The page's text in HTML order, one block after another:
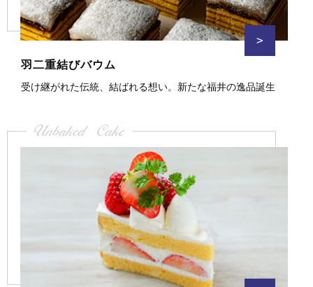
>
羽二重結びバウム
受け継がれた伝統、結ばれる想い。新たな福井の逸品誕生
Unbaked Cake